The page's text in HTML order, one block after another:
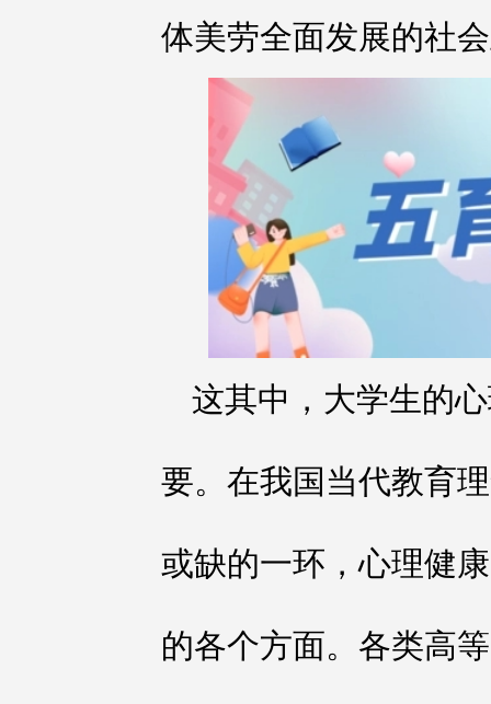
体美劳全面发展的社
这其中，大学生的
要。在我国当代教育
或缺的一环，心理健
的各个方面。各类高